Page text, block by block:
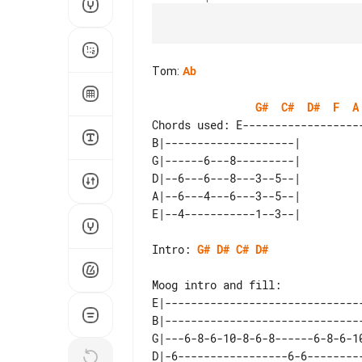
Tom: Ab
G# C# D# F
A
B|--------------------|
G|------6---8---------|
D|--6---6---8---3--5--|
A|--6---4---6---3--5--|
Intro: G# D# C# D#
G|---6-8-6-10-8-6-8------6-8-
D|-6-----------------6-